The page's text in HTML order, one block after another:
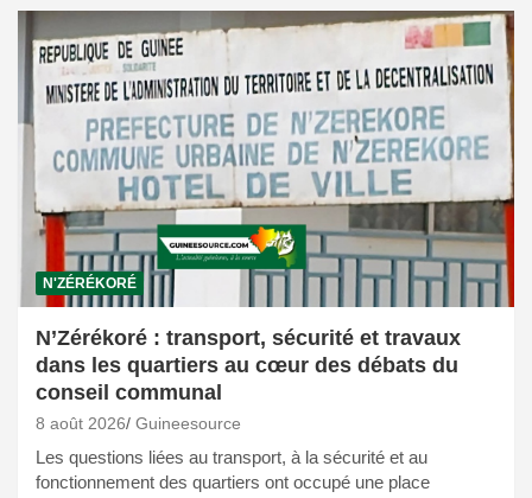
N'ZÉRÉKORÉ
N’Zérékoré : transport, sécurité et travaux
dans les quartiers au cœur des débats du
conseil communal
8 août 2026 Guineesource
Les questions liées au transport, à la sécurité et au
fonctionnement des quartiers ont occupé une place